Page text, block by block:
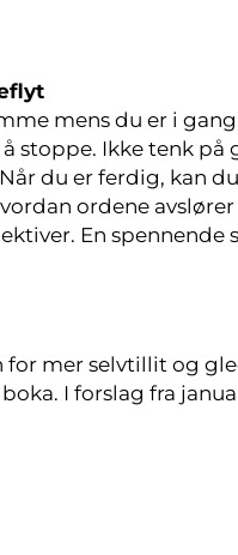
mens du er i
stoppe. Ikke tenk
du er ferdig, kan
ordene
En spennende
for mer selvtillit og
I forslag fra